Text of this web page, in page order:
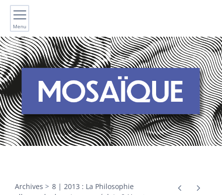
Menu
Archives
8 | 2013 : La Philosophie